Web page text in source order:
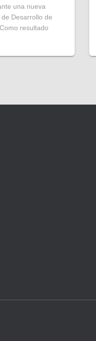
una nueva
Desarrollo de
resultado